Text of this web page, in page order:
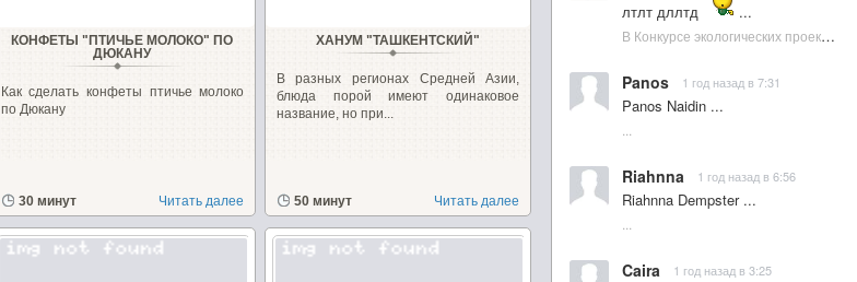
КОНФЕТЫ "ПТИЧЬЕ МОЛОКО" ПО
ДЮКАНУ
Как сделать конфеты птичье молоко
по Дюкану
30 минут Читать далее
ХАНУМ "ТАШКЕНТСКИЙ"
В разных регионах Средней Азии,
блюда порой имеют одинаковое
название, но при...
50 минут Читать далее
лтлт дллтд
...
В Конкурсе экологических проектов в Подмосковье активно участвовала молодежь :: NewsRbk.ru...
Panos 1 год назад в 7:31
Panos Naidin ...
Riahnna 1 год назад в 6:56
Riahnna Dempster ...
Caira 1 год назад в 3:25